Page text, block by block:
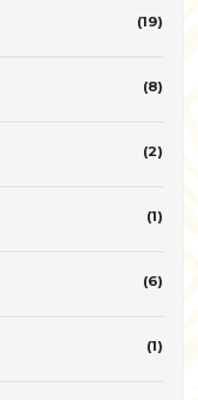
(19)
(8)
(2)
(1)
(6)
(1)